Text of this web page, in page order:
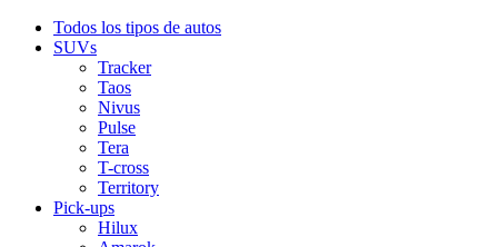
Todos los tipos de autos
SUVs
Tracker
Taos
Nivus
Pulse
Tera
T-cross
Territory
Pick-ups
Hilux